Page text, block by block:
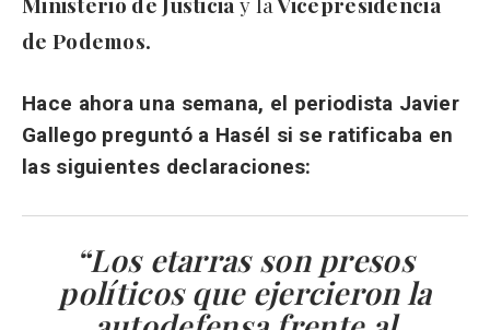
de Podemos.
Hace ahora una semana, el periodista Javier
Gallego preguntó a Hasél si se ratificaba en
las siguientes declaraciones:
“Los etarras son presos
políticos que ejercieron la